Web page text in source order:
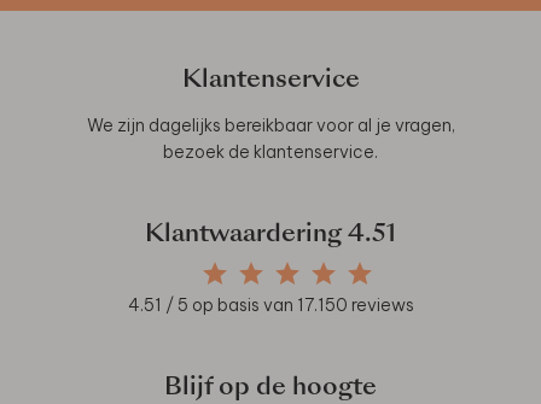
Klantenservice
We zijn dagelijks bereikbaar voor al je vragen,
bezoek de klantenservice.
Klantwaardering 4.51
4.51 / 5 op basis van 17.150 reviews
Blijf op de hoogte